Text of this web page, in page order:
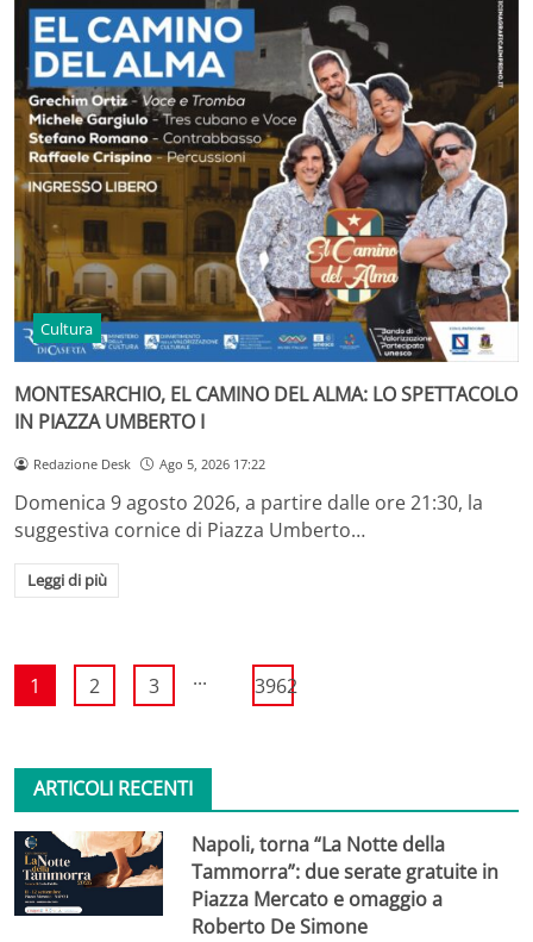
Cultura
MONTESARCHIO, EL CAMINO DEL ALMA: LO SPETTACOLO
IN PIAZZA UMBERTO I
Redazione Desk Ago 5, 2026 17:22
Domenica 9 agosto 2026, a partire dalle ore 21:30, la
suggestiva cornice di Piazza Umberto…
Leggi di più
1 2 3 ... 3962
ARTICOLI RECENTI
Napoli, torna “La Notte della
Tammorra”: due serate gratuite in
Piazza Mercato e omaggio a
Roberto De Simone